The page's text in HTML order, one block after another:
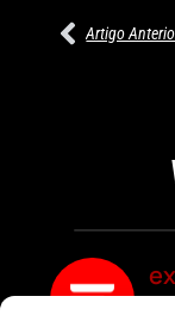
Artigo
Por